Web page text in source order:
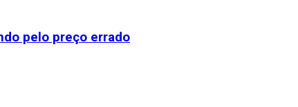
pelo preço errado